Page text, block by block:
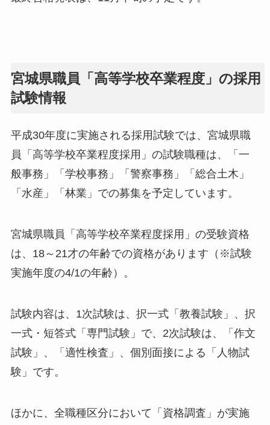
宮城県職員「高等学校卒業程度」の採用
試験情報
平成30年度に実施される採用試験では、宮城県職
員「高等学校卒業程度採用」の試験職種は、「一
般事務」「学校事務」「警察事務」「総合土木」
「水産」「林業」での募集を予定しています。
宮城県職員「高等学校卒業程度採用」の受験資格
は、18～21才の年齢での資格があります（※試験
実施年度の4/1の年齢）。
試験内容は、1次試験は、択一式「教養試験」、択
一式・短答式「専門試験」で、2次試験は、「作文
試験」、「適性検査」、個別面接による「人物試
験」です。
ほかに、全職種区分において「資格調査」が実施